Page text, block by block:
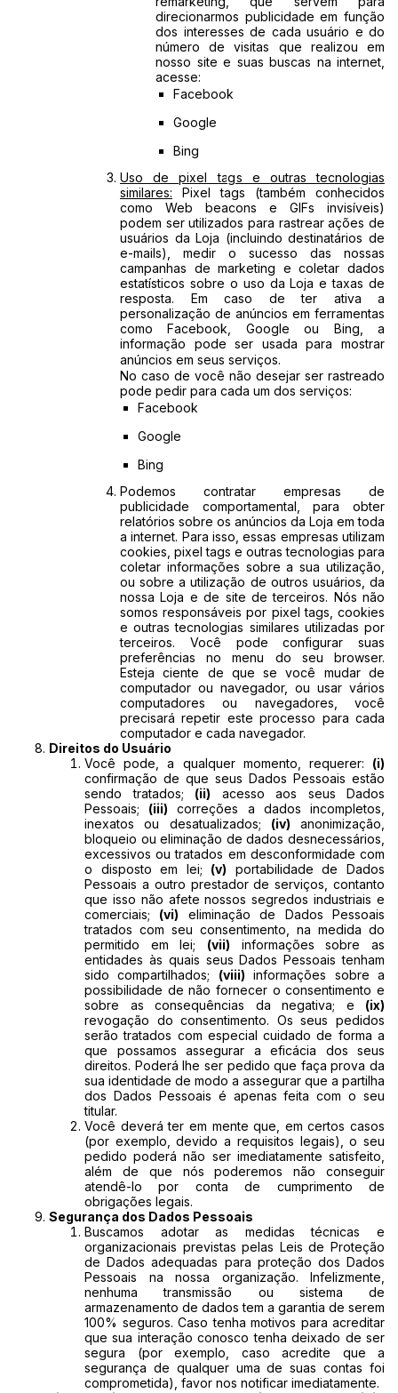
direcionarmos publicidade em função
dos interesses de cada usuário e do
número de visitas que realizou em
nosso site e suas buscas na internet,
acesse:
Facebook
Google
Bing
Uso de pixel tags e outras tecnologias
similares: Pixel tags (também conhecidos
como Web beacons e GIFs invisíveis)
podem ser utilizados para rastrear ações de
usuários da Loja (incluindo destinatários de
e-mails), medir o sucesso das nossas
campanhas de marketing e coletar dados
estatísticos sobre o uso da Loja e taxas de
resposta. Em caso de ter ativa a
personalização de anúncios em ferramentas
como Facebook, Google ou Bing, a
informação pode ser usada para mostrar
anúncios em seus serviços.
No caso de você não desejar ser rastreado
pode pedir para cada um dos serviços:
Facebook
Google
Bing
Podemos contratar empresas de
publicidade comportamental, para obter
relatórios sobre os anúncios da Loja em toda
a internet. Para isso, essas empresas utilizam
cookies, pixel tags e outras tecnologias para
coletar informações sobre a sua utilização,
ou sobre a utilização de outros usuários, da
nossa Loja e de site de terceiros. Nós não
somos responsáveis por pixel tags, cookies
e outras tecnologias similares utilizadas por
terceiros. Você pode configurar suas
preferências no menu do seu browser.
Esteja ciente de que se você mudar de
computador ou navegador, ou usar vários
computadores ou navegadores, você
precisará repetir este processo para cada
computador e cada navegador.
Direitos do Usuário
Você pode, a qualquer momento, requerer: (i)
confirmação de que seus Dados Pessoais estão
sendo tratados; (ii) acesso aos seus Dados
Pessoais; (iii) correções a dados incompletos,
inexatos ou desatualizados; (iv) anonimização,
bloqueio ou eliminação de dados desnecessários,
excessivos ou tratados em desconformidade com
o disposto em lei; (v) portabilidade de Dados
Pessoais a outro prestador de serviços, contanto
que isso não afete nossos segredos industriais e
comerciais; (vi) eliminação de Dados Pessoais
tratados com seu consentimento, na medida do
permitido em lei; (vii) informações sobre as
entidades às quais seus Dados Pessoais tenham
sido compartilhados; (viii) informações sobre a
possibilidade de não fornecer o consentimento e
sobre as consequências da negativa; e (ix)
revogação do consentimento. Os seus pedidos
serão tratados com especial cuidado de forma a
que possamos assegurar a eficácia dos seus
direitos. Poderá lhe ser pedido que faça prova da
sua identidade de modo a assegurar que a partilha
dos Dados Pessoais é apenas feita com o seu
titular.
Você deverá ter em mente que, em certos casos
(por exemplo, devido a requisitos legais), o seu
pedido poderá não ser imediatamente satisfeito,
além de que nós poderemos não conseguir
atendê-lo por conta de cumprimento de
obrigações legais.
Segurança dos Dados Pessoais
Buscamos adotar as medidas técnicas e
organizacionais previstas pelas Leis de Proteção
de Dados adequadas para proteção dos Dados
Pessoais na nossa organização. Infelizmente,
nenhuma transmissão ou sistema de
armazenamento de dados tem a garantia de serem
100% seguros. Caso tenha motivos para acreditar
que sua interação conosco tenha deixado de ser
segura (por exemplo, caso acredite que a
segurança de qualquer uma de suas contas foi
comprometida), favor nos notificar imediatamente.